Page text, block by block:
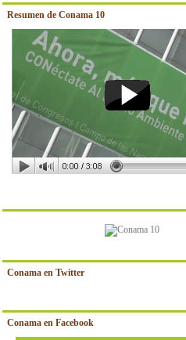
Resumen de Conama 10
Conama en Twitter
Conama en Facebook